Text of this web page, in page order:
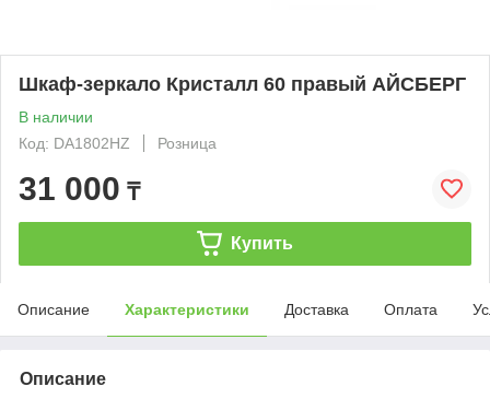
Шкаф-зеркало Кристалл 60 правый АЙСБЕРГ
В наличии
Код: DA1802HZ
Розница
31 000 ₸
Купить
Описание Характеристики Доставка Оплата
Описание